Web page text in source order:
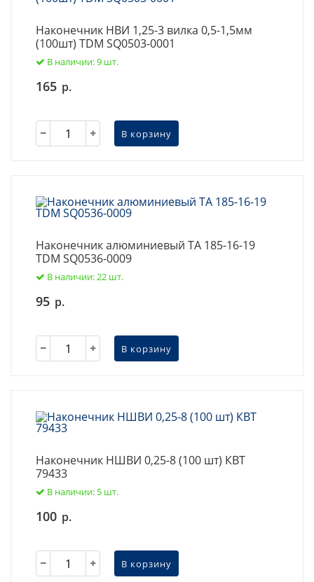
Наконечник НВИ 1,25-3 вилка 0,5-1,5мм
(100шт) TDM SQ0503-0001
В наличии: 9 шт.
165 р.
В корзину
Наконечник алюминиевый ТА 185-16-19
TDM SQ0536-0009
В наличии: 22 шт.
95 р.
В корзину
Наконечник НШВИ 0,25-8 (100 шт) КВТ
79433
В наличии: 5 шт.
100 р.
В корзину